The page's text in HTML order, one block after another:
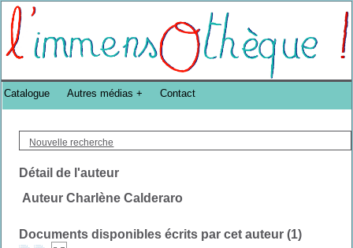
Bibliothèque DoucheFLUX Bibliotheek -->
Nouvelle recherche
Détail de l'auteur
Auteur Charlène Calderaro
Documents disponibles écrits par cet auteur (1)
Catalogue Autres médias Contact